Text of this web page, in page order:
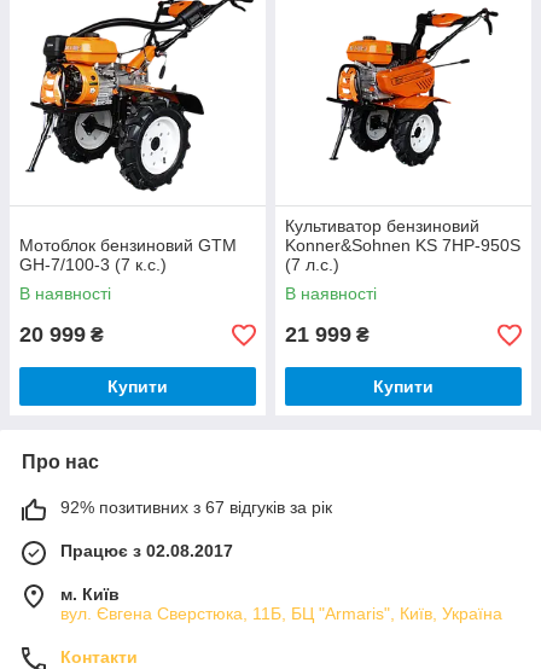
Мотоблок бензиновий GTM
GH-7/100-3 (7 к.с.)
В наявності
20 999 ₴
Купити
Культиватор бензиновий
Konner&Sohnen KS 7HP-950S
(7 л.с.)
В наявності
21 999 ₴
Купити
Про нас
92% позитивних з 67 відгуків за рік
Працює з 02.08.2017
м. Київ
вул. Євгена Сверстюка, 11Б, БЦ "Armaris", Київ, Україна
Контакти